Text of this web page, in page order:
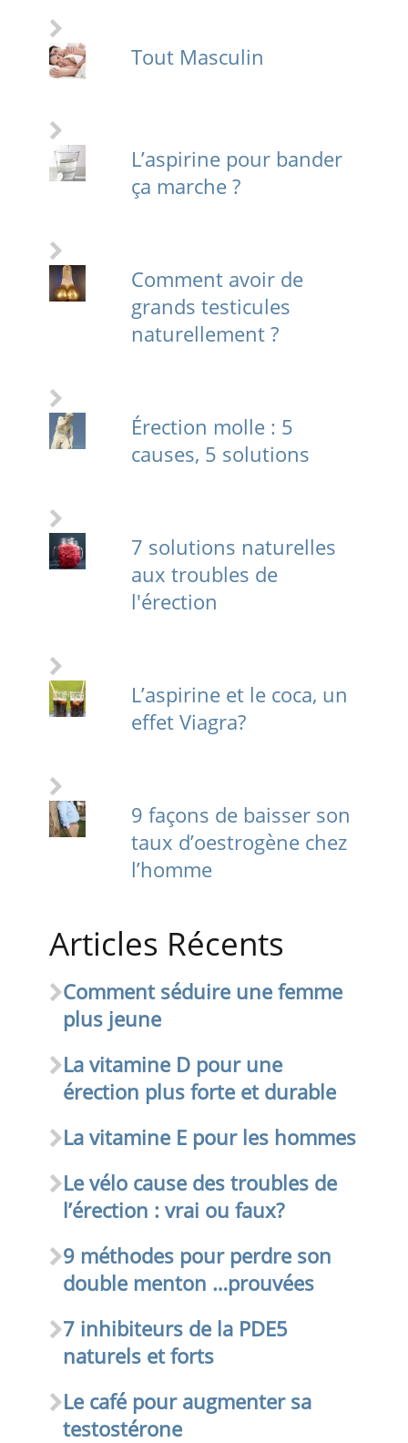
Tout Masculin
L’aspirine pour bander
ça marche ?
Comment avoir de
grands testicules
naturellement ?
Érection molle : 5
causes, 5 solutions
7 solutions naturelles
aux troubles de
l'érection
L’aspirine et le coca, un
effet Viagra?
9 façons de baisser son
taux d’oestrogène chez
l’homme
Articles Récents
Comment séduire une femme
plus jeune
La vitamine D pour une
érection plus forte et durable
La vitamine E pour les hommes
Le vélo cause des troubles de
l’érection : vrai ou faux?
9 méthodes pour perdre son
double menton …prouvées
7 inhibiteurs de la PDE5
naturels et forts
Le café pour augmenter sa
testostérone